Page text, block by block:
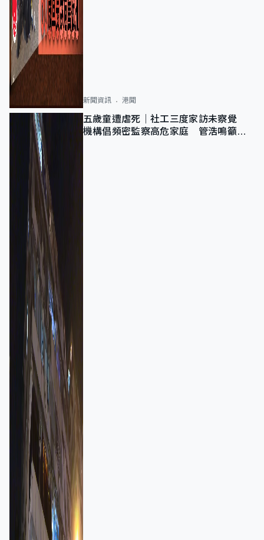
新聞資訊 港聞
五歲童遭虐死｜社工三度家訪未察覺
機構倡頻密監察高危家庭 管浩鳴籲加